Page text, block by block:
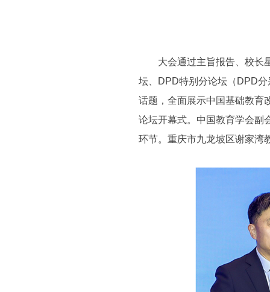
大会通过主旨报告、校长星
坛、DPD特别分论坛（DPD
话题，全面展示中国基础教育
论坛开幕式。中国教育学会副
环节。重庆市九龙坡区谢家湾